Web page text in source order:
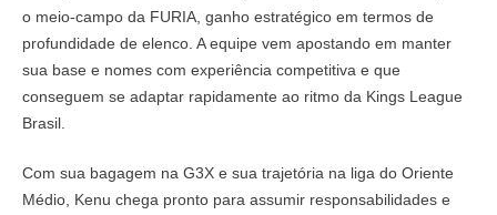
o meio-campo da FURIA, ganho estratégico em termos de
profundidade de elenco. A equipe vem apostando em manter
sua base e nomes com experiência competitiva e que
conseguem se adaptar rapidamente ao ritmo da Kings League
Brasil.
Com sua bagagem na G3X e sua trajetória na liga do Oriente
Médio, Kenu chega pronto para assumir responsabilidades e